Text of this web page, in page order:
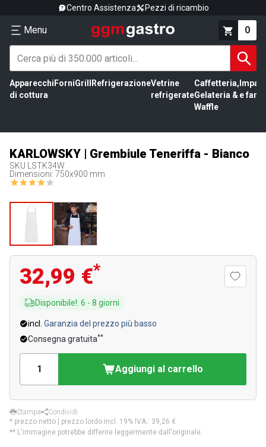
Centro Assistenza Pezzi di ricambio
Menu 0
Apparecchi
di cottura
ForniGrill RefrigerazioneVetrine
refrigerate
Caffetteria,
Gelateria &
Waffle
e
KARLOWSKY | Grembiule Teneriffa - Bianco
SKU
LSTK34W
Dimensioni: 750x900 mm
32,99 €*
Disponibile!: 6 - 8 giorni
incl. Garanzia del prezzo più basso
Consegna gratuita**
Aggiungi al carrello
Stampa
Condividi
* prezzo netto | prezzo lordo incl. 19% IVA.: 39,26 €
** L'immagine potrebbe differire leggermente dall'originale.